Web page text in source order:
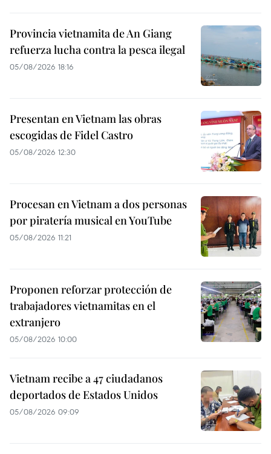
Provincia vietnamita de An Giang
refuerza lucha contra la pesca ilegal
05/08/2026 18:16
Presentan en Vietnam las obras
escogidas de Fidel Castro
05/08/2026 12:30
Procesan en Vietnam a dos personas
por piratería musical en YouTube
05/08/2026 11:21
Proponen reforzar protección de
trabajadores vietnamitas en el
extranjero
05/08/2026 10:00
Vietnam recibe a 47 ciudadanos
deportados de Estados Unidos
05/08/2026 09:09